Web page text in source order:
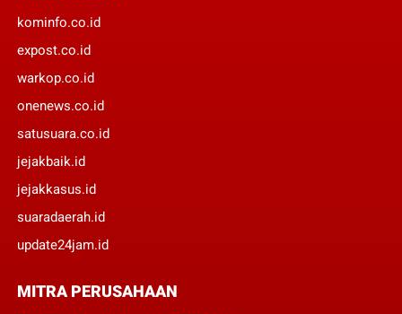
kominfo.co.id
expost.co.id
warkop.co.id
onenews.co.id
satusuara.co.id
jejakbaik.id
jejakkasus.id
suaradaerah.id
update24jam.id
MITRA PERUSAHAAN